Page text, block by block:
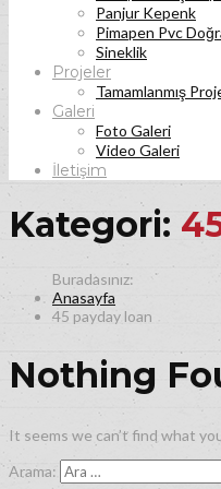
Panjur Kepenk
Pimapen Pvc
Sineklik
Projeler
Tamamlanmış
Galeri
Foto Galeri
Video Galeri
İletişim
Kategori:
Anasayfa
45 payday loan
Nothing
It seems we can’t find what
Arama: